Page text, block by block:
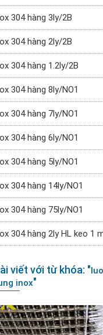
304 hàng 3ly/2B
304 hàng 2ly/2B
304 hàng 1.2ly/2B
304 hàng 8ly/NO1
304 hàng 7ly/NO1
304 hàng 6ly/NO1
304 hàng 5ly/NO1
304 hàng 14ly/NO1
304 hàng 75ly/NO1
304 hàng 2ly HL keo 1
viết với từ khóa: "
inox"